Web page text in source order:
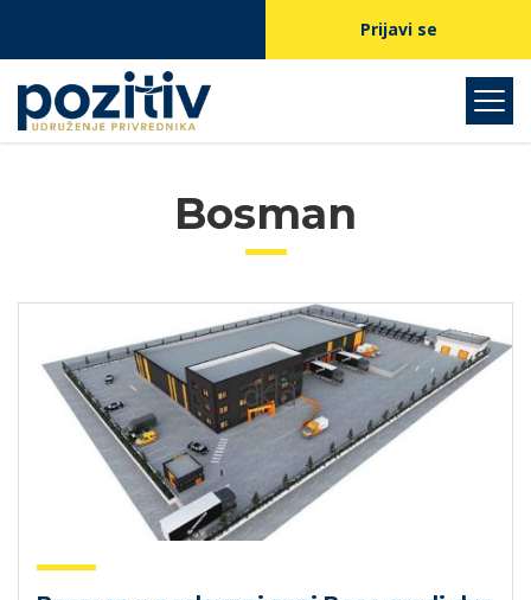
Prijavi se
Bosman